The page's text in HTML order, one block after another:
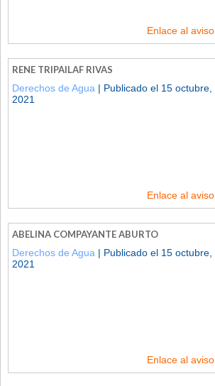
Enlace al aviso
RENE TRIPAILAF RIVAS
Derechos de Agua | Publicado el 15 octubre,
2021
Enlace al aviso
ABELINA COMPAYANTE ABURTO
Derechos de Agua | Publicado el 15 octubre,
2021
Enlace al aviso